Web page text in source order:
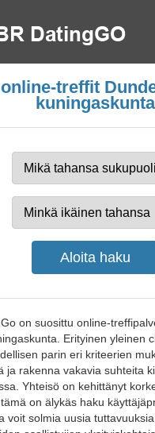
treffit
kuningaskunta
on suosittu online-
Erityinen yleinen
parin eri kriteerien
ja rakenna vakavia suhteita
Yhteisö on kehittänyt
on älykäs haku
voit solmia uusia